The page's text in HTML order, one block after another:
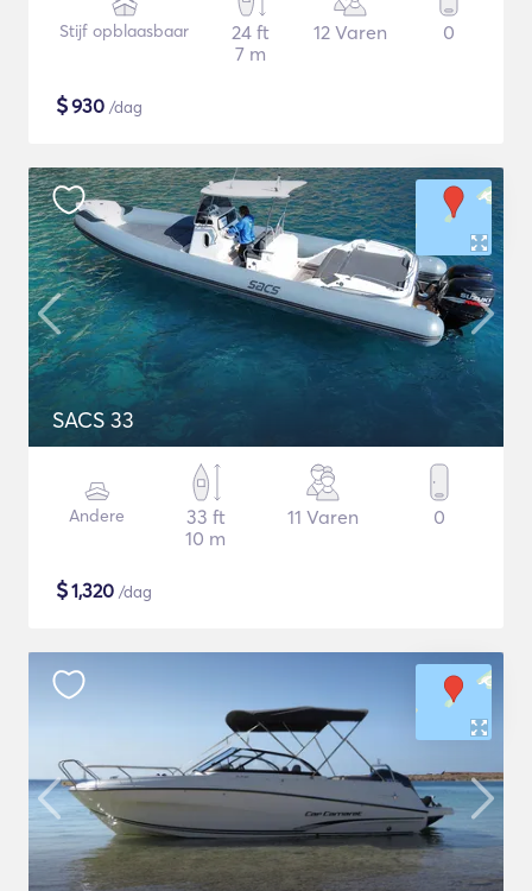
Stijf opblaasbaar
24 ft
7 m
12 Varen 0
$930 /dag
SACS 33
Andere
33 ft
10 m
11 Varen 0
$1,320 /dag